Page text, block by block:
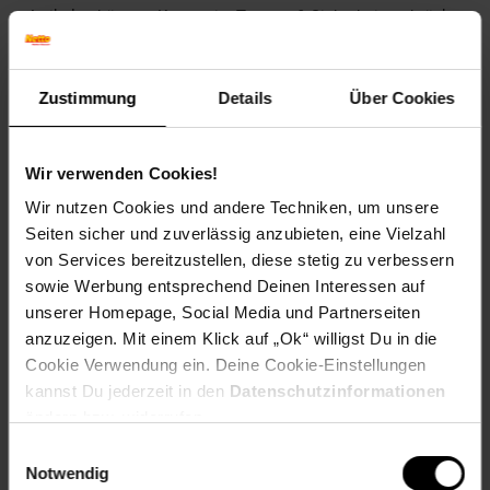
Zustimmung Details Über Cookies
Wir verwenden Cookies!
Wir nutzen Cookies und andere Techniken, um unsere
Seiten sicher und zuverlässig anzubieten, eine Vielzahl
von Services bereitzustellen, diese stetig zu verbessern
sowie Werbung entsprechend Deinen Interessen auf
unserer Homepage, Social Media und Partnerseiten
anzuzeigen. Mit einem Klick auf „Ok“ willigst Du in die
Cookie Verwendung ein. Deine Cookie-Einstellungen
kannst Du jederzeit in den Datenschutzinformationen
Notwendig
Artikel gehört zur Kategorie:Tresore & Sicherheitsschränke
Versandinformationen
Fußzeile
Weitere Online-Angebote
Netto Reisen TV-Shop Weinwelt